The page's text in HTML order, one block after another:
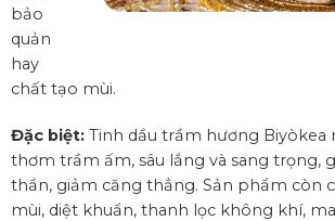
bảo
quản
hay
chất tạo mùi.
Đặc biệt: Tinh dầu trầm hương Biyòkea
thơm trầm ấm, sâu lắng và sang trọng,
thần, giảm căng thẳng. Sản phẩm còn
mùi, diệt khuẩn, thanh lọc không khí,